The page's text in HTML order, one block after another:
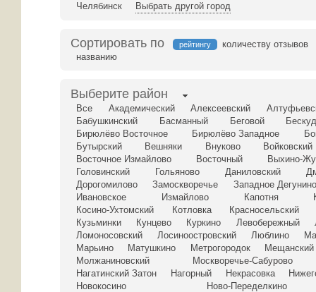
Челябинск
Выбрать другой город
Сортировать по рейтингу
количеству отзывов
названию
Выберите район
Все Академический Алексеевский
Бабушкинский
Басманный Беговой
Бирюлёво Восточное
Бирюлёво Западное
Бутырский
Вешняки Внуково
Войковский
Восточное Измайлово
Восточный
Выхино-
Головинский
Гольяново Даниловский
Дорогомилово
Замоскворечье
Западное Дегунино
Ивановское
Измайлово Капотня
Косино-Ухтомский
Котловка
Красносельский
Кузьминки
Кунцево Куркино Левобережный
Ломоносовский
Лосиноостровский Люблино
Марьино
Матушкино Метрогородок
Мещанский
Молжаниновский
Москворечье-Сабурово
Нагатинский Затон
Нагорный Некрасовка
Новокосино
Ново-Переделкино